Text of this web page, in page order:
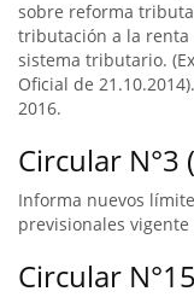
sobre reforma
tributación a la renta
sistema tributario.
Oficial de
2016.
Circular
Informa nuevos
previsionales
Circular